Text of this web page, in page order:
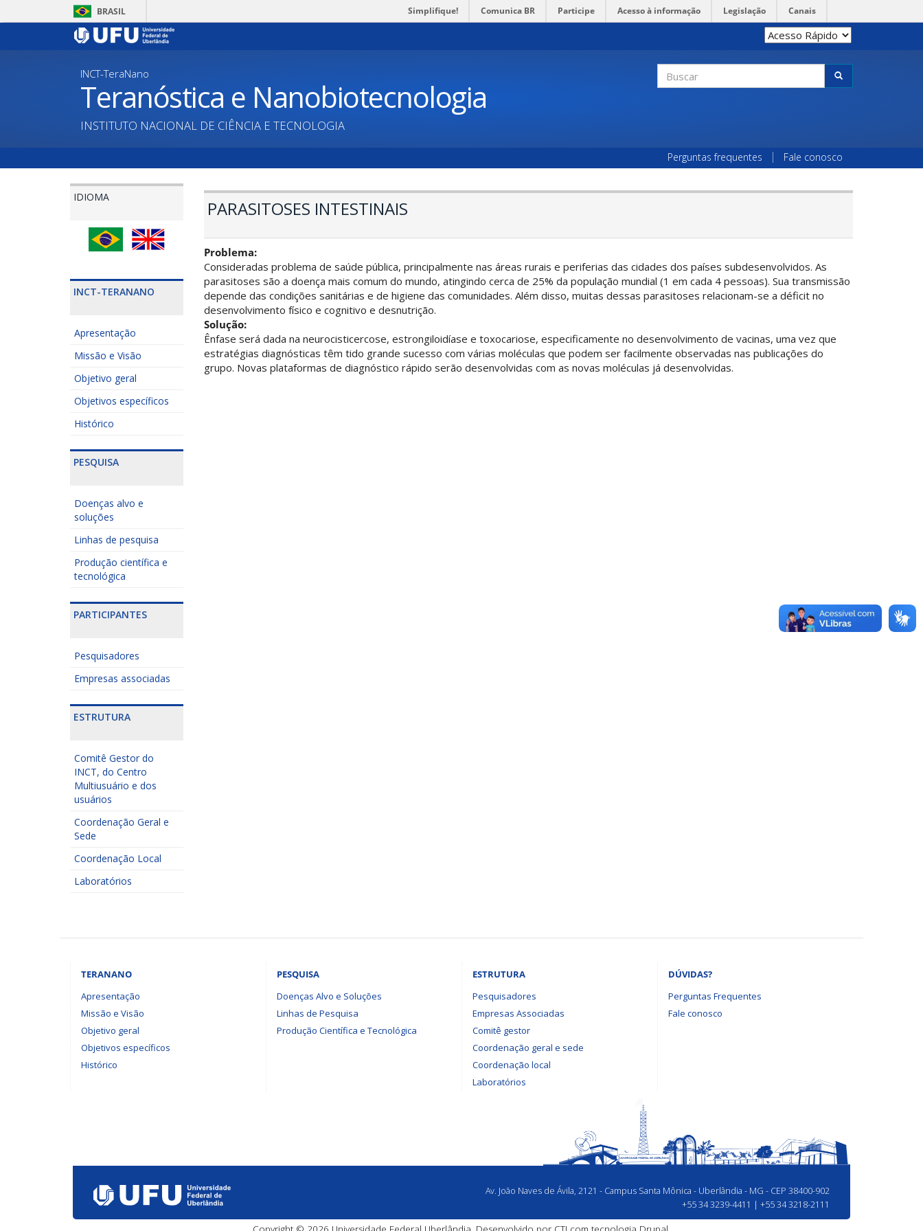
para
BRASIL Simplifique! Comunica BR Participe Acesso à informação Legislação Canais
INCT-TeraNano
Teranóstica e Nanobiotecnologia
INSTITUTO NACIONAL DE CIÊNCIA E TECNOLOGIA
Formulário
Perguntas frequentes Fale conosco
IDIOMA
INCT-TERANANO
Apresentação
Missão e Visão
Objetivo geral
Objetivos específicos
Histórico
PESQUISA
Doenças alvo e
soluções
Linhas de pesquisa
Produção científica e
tecnológica
PARTICIPANTES
Pesquisadores
Empresas associadas
ESTRUTURA
Comitê Gestor do
INCT, do Centro
Multiusuário e dos
usuários
Coordenação Geral e
Sede
Coordenação Local
Laboratórios
PARASITOSES INTESTINAIS
Problema:
Consideradas problema de saúde pública, principalmente nas áreas rurais e periferias das cidades dos países subdesenvolvidos. As
parasitoses são a doença mais comum do mundo, atingindo cerca de 25% da população mundial (1 em cada 4 pessoas). Sua transmissão
depende das condições sanitárias e de higiene das comunidades. Além disso, muitas dessas parasitoses relacionam-se a déficit no
desenvolvimento físico e cognitivo e desnutrição.
Solução:
Ênfase será dada na neurocisticercose, estrongiloidíase e toxocariose, especificamente no desenvolvimento de vacinas, uma vez que
estratégias diagnósticas têm tido grande sucesso com várias moléculas que podem ser facilmente observadas nas publicações do
grupo. Novas plataformas de diagnóstico rápido serão desenvolvidas com as novas moléculas já desenvolvidas.
TERANANO
Apresentação
Missão e Visão
Objetivo geral
Objetivos específicos
Histórico
PESQUISA
Doenças Alvo e Soluções
Linhas de Pesquisa
Produção Científica e Tecnológica
ESTRUTURA
Pesquisadores
Empresas Associadas
Comitê gestor
Coordenação geral e sede
Coordenação local
Laboratórios
DÚVIDAS?
Perguntas Frequentes
Fale conosco
Av. João Naves de Ávila, 2121 - Campus Santa Mônica - Uberlândia - MG - CEP 38400-902
+55 34 3239-4411 | +55 34 3218-2111